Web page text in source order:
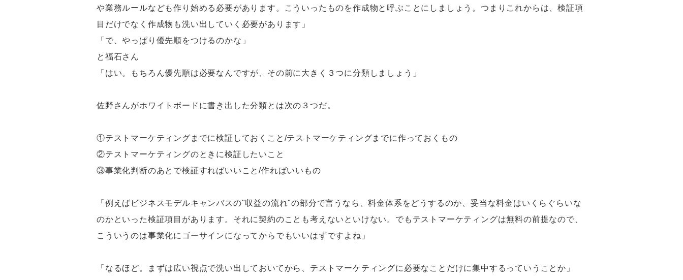
や業務ルールなども作り始める必要があります。こういったものを作成物と呼ぶことにしましょう。つまりこれからは、検証項
目だけでなく作成物も洗い出していく必要があります」
「で、やっぱり優先順をつけるのかな」
と福石さん
「はい。もちろん優先順は必要なんですが、その前に大きく３つに分類しましょう」
佐野さんがホワイトボードに書き出した分類とは次の３つだ。
①テストマーケティングまでに検証しておくこと/テストマーケティングまでに作っておくもの
②テストマーケティングのときに検証したいこと
③事業化判断のあとで検証すればいいこと/作ればいいもの
「例えばビジネスモデルキャンバスの"収益の流れ"の部分で言うなら、料金体系をどうするのか、妥当な料金はいくらぐらいな
のかといった検証項目があります。それに契約のことも考えないといけない。でもテストマーケティングは無料の前提なので、
こういうのは事業化にゴーサインになってからでもいいはずですよね」
「なるほど。まずは広い視点で洗い出しておいてから、テストマーケティングに必要なことだけに集中するっていうことか」